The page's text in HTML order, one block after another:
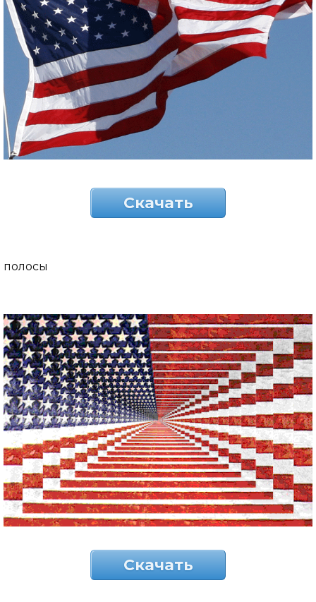
Скачать
полосы
Скачать